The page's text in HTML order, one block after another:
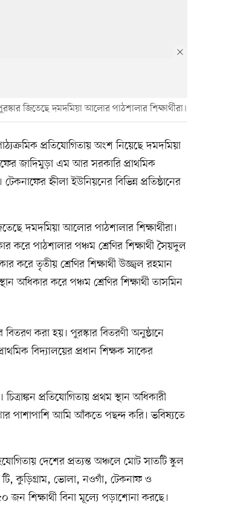
জিতেছে দমদমিয়া আলোর পাঠশালার শিক্ষার্থীরা।
প্রতিযোগিতায় অংশ নিয়েছে দমদমিয়া
জাদিমুড়া এম আর সরকারি প্রাথমিক
হ্নীলা ইউনিয়নের বিভিন্ন প্রতিষ্ঠানের
দমদমিয়া আলোর পাঠশালার শিক্ষার্থীরা।
করে পাঠশালার পঞ্চম শ্রেণির শিক্ষার্থী সৈয়দুল
করে তৃতীয় শ্রেণির শিক্ষার্থী উজ্জ্বল রহমান
অধিকার করে পঞ্চম শ্রেণির শিক্ষার্থী তাসমিন
বিতরণ করা হয়। পুরস্কার বিতরণী অনুষ্ঠানে
বিদ্যালয়ের প্রধান শিক্ষক সাকের
প্রতিযোগিতায় প্রথম স্থান অধিকারী
পাশাপাশি আমি আঁকতে পছন্দ করি। ভবিষ্যতে
দেশের প্রত্যন্ত অঞ্চলে মোট সাতটি স্কুল
টি, কুড়িগ্রাম, ভোলা, নওগাঁ, টেকনাফ ও
জন শিক্ষার্থী বিনা মূল্যে পড়াশোনা করছে।